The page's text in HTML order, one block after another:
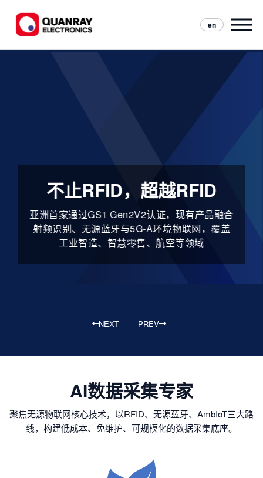
en
不止RFID，超越RFID
亚洲首家通过GS1 Gen2V2认证，现有产品融合
射频识别、无源蓝牙与5G‑A环境物联网，覆盖
工业智造、智慧零售、航空等领域
NEXT PREV
AI数据采集专家
聚焦无源物联网核心技术，以RFID、无源蓝牙、AmbIoT三大路
线，构建低成本、免维护、可规模化的数据采集底座。